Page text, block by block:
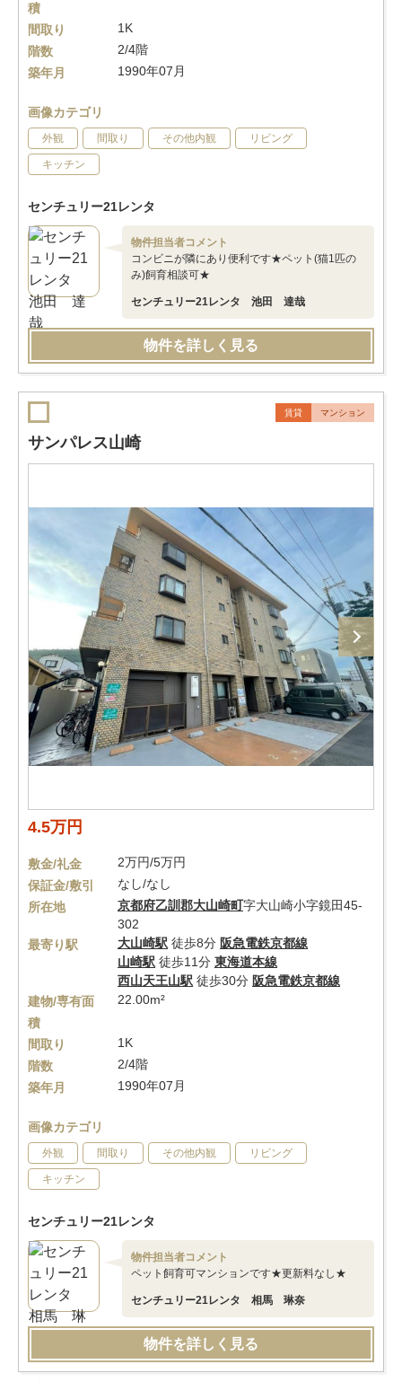
積
間取り
1K
階数
2/4階
築年月
1990年07月
画像カテゴリ
外観 間取り その他内観 リビング
キッチン
センチュリー21レンタ
物件担当者コメント
コンビニが隣にあり便利です★ペット(猫1匹の
み)飼育相談可★
センチュリー21レンタ 池田 達哉
物件を詳しく見る
賃貸 マンション
サンパレス山崎
4.5万円
敷金/礼金
2万円/5万円
保証金/敷引
なし/なし
所在地
京都府乙訓郡大山崎町字大山崎小字鏡田45-
302
最寄り駅
大山崎駅 徒歩8分 阪急電鉄京都線
山崎駅 徒歩11分 東海道本線
西山天王山駅 徒歩30分 阪急電鉄京都線
建物/専有面
積
22.00m²
間取り
1K
階数
2/4階
築年月
1990年07月
画像カテゴリ
外観 間取り その他内観 リビング
キッチン
センチュリー21レンタ
物件担当者コメント
ペット飼育可マンションです★更新料なし★
センチュリー21レンタ 相馬 琳奈
物件を詳しく見る